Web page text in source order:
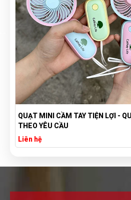
TÚI VẢI BỐ CANVAS IN LOGO
XƯỞNG SẢN XUẤT TÚI VẢI CANVAS
Liên hệ